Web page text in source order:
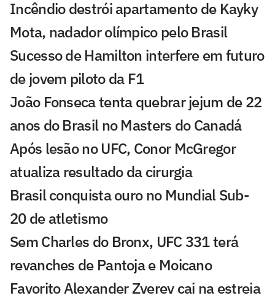
Incêndio destrói apartamento de Kayky
Mota, nadador olímpico pelo Brasil
Sucesso de Hamilton interfere em futuro
de jovem piloto da F1
João Fonseca tenta quebrar jejum de 22
anos do Brasil no Masters do Canadá
Após lesão no UFC, Conor McGregor
atualiza resultado da cirurgia
Brasil conquista ouro no Mundial Sub-
20 de atletismo
Sem Charles do Bronx, UFC 331 terá
revanches de Pantoja e Moicano
Favorito Alexander Zverev cai na estreia